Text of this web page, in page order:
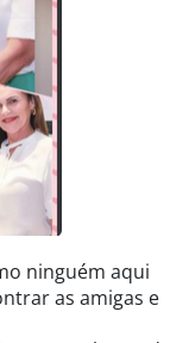
ninguém aqui
as amigas e